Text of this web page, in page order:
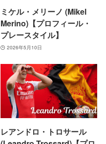
ミケル・メリーノ (Mikel
Merino)【プロフィール・
プレースタイル】
2026年5月10日
レアンドロ・トロサール